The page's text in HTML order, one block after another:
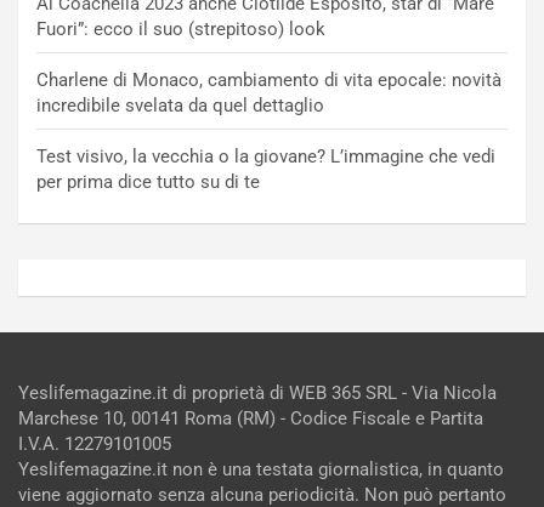
Fuori”: ecco il suo (strepitoso) look
Charlene di Monaco, cambiamento di vita epocale: novità
incredibile svelata da quel dettaglio
Test visivo, la vecchia o la giovane? L’immagine che vedi
per prima dice tutto su di te
Yeslifemagazine.it di proprietà di WEB 365 SRL - Via Nicola
Marchese 10, 00141 Roma (RM) - Codice Fiscale e Partita
I.V.A. 12279101005
Yeslifemagazine.it non è una testata giornalistica, in quanto
viene aggiornato senza alcuna periodicità. Non può pertanto